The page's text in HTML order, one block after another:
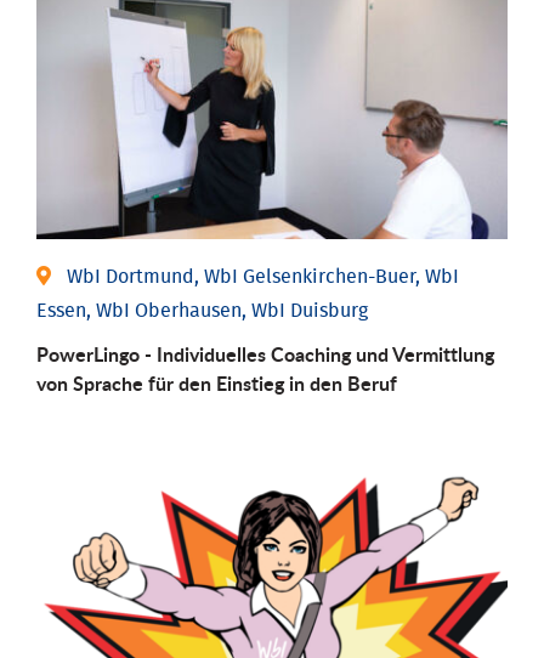
WbI Dortmund, WbI Gelsenkirchen-Buer, WbI
Essen, WbI Oberhausen, WbI Duisburg
PowerLingo - Individuelles Coaching und Vermittlung
von Sprache für den Einstieg in den Beruf